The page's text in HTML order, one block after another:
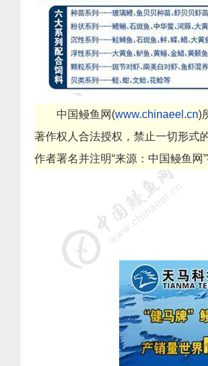
中国鳗鱼网 (www.chinaeel.cn)
著作权人合法授权，禁止一切形式
作者署名并注明“来源：中国鳗鱼网”